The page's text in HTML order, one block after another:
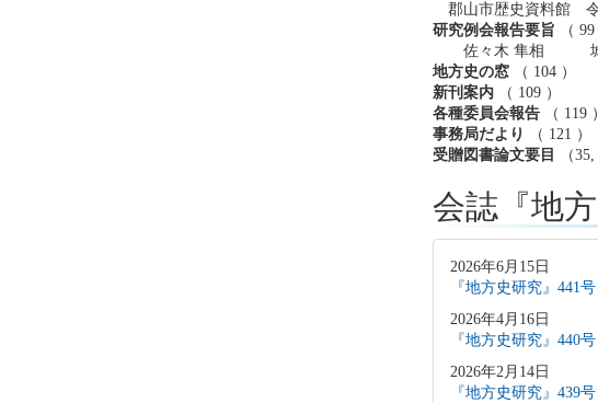
郡山市歴史資料館
研究例会報告要旨 （ 99
佐々木 隼相 城
地方史の窓（ 104 ）
新刊案内 （ 109 ）
各種委員会報告（ 119 ）
事務局だより
（ 121 ）
受贈図書論文要目
（
会誌『地方
2026年6月15日
『地方史研究』441
2026年4月16日
『地方史研究』440
2026年2月14日
『地方史研究』439